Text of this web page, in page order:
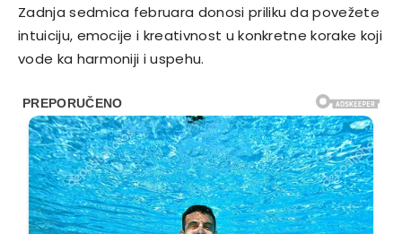
Zadnja sedmica februara donosi priliku da povežete
intuiciju, emocije i kreativnost u konkretne korake koji
vode ka harmoniji i uspehu.